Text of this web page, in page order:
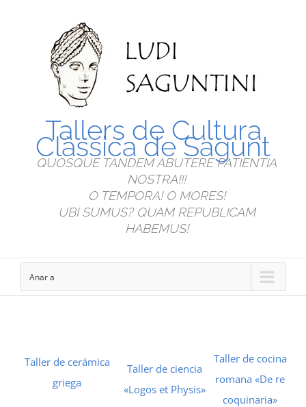
Tallers de Cultura
Clàssica de Sagunt
QUOSQUE TANDEM ABUTERE PATIENTIA
NOSTRA!!!
O TEMPORA! O MORES!
UBI SUMUS? QUAM REPUBLICAM
HABEMUS!
Anar a
Taller de cerámica
griega
Taller de ciencia
«Logos et Physis»
Taller de cocina
romana «De re
coquinaria»